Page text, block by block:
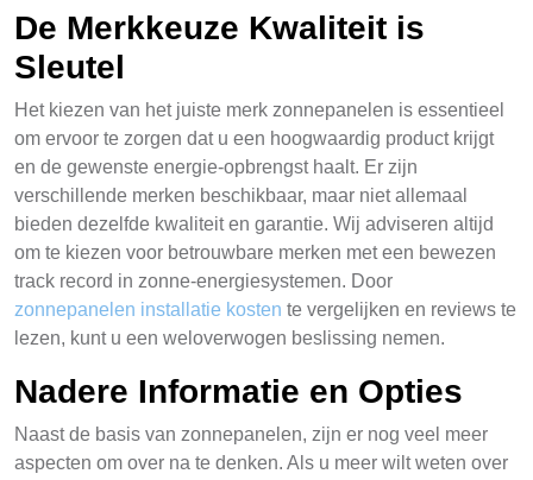
De Merkkeuze Kwaliteit is
Sleutel
Het kiezen van het juiste merk zonnepanelen is essentieel
om ervoor te zorgen dat u een hoogwaardig product krijgt
en de gewenste energie-opbrengst haalt. Er zijn
verschillende merken beschikbaar, maar niet allemaal
bieden dezelfde kwaliteit en garantie. Wij adviseren altijd
om te kiezen voor betrouwbare merken met een bewezen
track record in zonne-energiesystemen. Door
zonnepanelen installatie kosten te vergelijken en reviews te
lezen, kunt u een weloverwogen beslissing nemen.
Nadere Informatie en Opties
Naast de basis van zonnepanelen, zijn er nog veel meer
aspecten om over na te denken. Als u meer wilt weten over